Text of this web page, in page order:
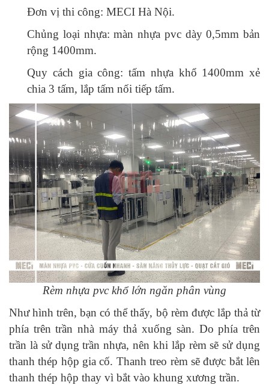
Đơn vị thi công: MECI Hà Nội.
Chủng loại nhựa: màn nhựa pvc dày 0,5mm bản
rộng 1400mm.
Quy cách gia công: tấm nhựa khổ 1400mm xẻ
chia 3 tấm, lắp tấm nối tiếp tấm.
Rèm nhựa pvc khổ lớn ngăn phân vùng
Như hình trên, bạn có thể thấy, bộ rèm được lắp thả từ
phía trên trần nhà máy thả xuống sàn. Do phía trên
trần là sử dụng trần nhựa, nên khi lắp rèm sẽ sử dụng
thanh thép hộp gia cố. Thanh treo rèm sẽ được bắt lên
thanh thép hộp thay vì bắt vào khung xương trần.